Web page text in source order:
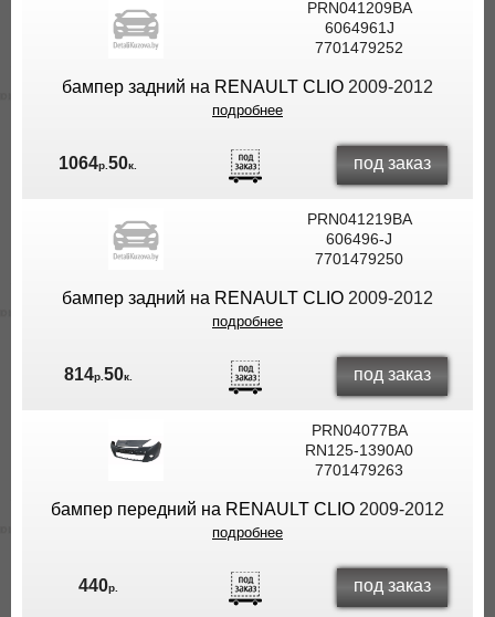
PRN041209BA
6064961J
7701479252
бампер задний на RENAULT CLIO 2009-2012
подробнее
1064р.50к. под заказ
PRN041219BA
606496-J
7701479250
бампер задний на RENAULT CLIO 2009-2012
подробнее
814р. 50к. под заказ
PRN04077BA
RN125-1390A0
7701479263
бампер передний на RENAULT CLIO 2009-2012
подробнее
440р. под заказ